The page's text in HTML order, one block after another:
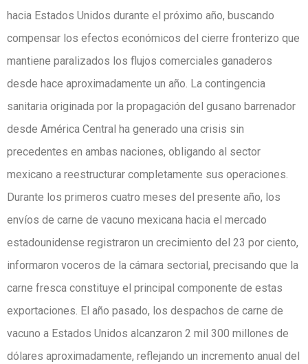
hacia Estados Unidos durante el próximo año, buscando
compensar los efectos económicos del cierre fronterizo que
mantiene paralizados los flujos comerciales ganaderos
desde hace aproximadamente un año. La contingencia
sanitaria originada por la propagación del gusano barrenador
desde América Central ha generado una crisis sin
precedentes en ambas naciones, obligando al sector
mexicano a reestructurar completamente sus operaciones.
Durante los primeros cuatro meses del presente año, los
envíos de carne de vacuno mexicana hacia el mercado
estadounidense registraron un crecimiento del 23 por ciento,
informaron voceros de la cámara sectorial, precisando que la
carne fresca constituye el principal componente de estas
exportaciones. El año pasado, los despachos de carne de
vacuno a Estados Unidos alcanzaron 2 mil 300 millones de
dólares aproximadamente, reflejando un incremento anual del